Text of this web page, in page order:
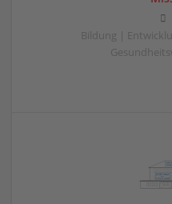
Bildung |